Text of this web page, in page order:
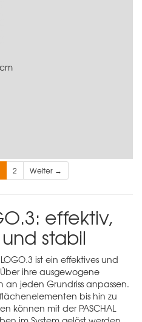
2 Weiter →
effektiv,
stabil
ist ein effektives und
ihre ausgewogene
an jeden Grundriss anpassen.
bis hin zu
können mit der PASCHAL